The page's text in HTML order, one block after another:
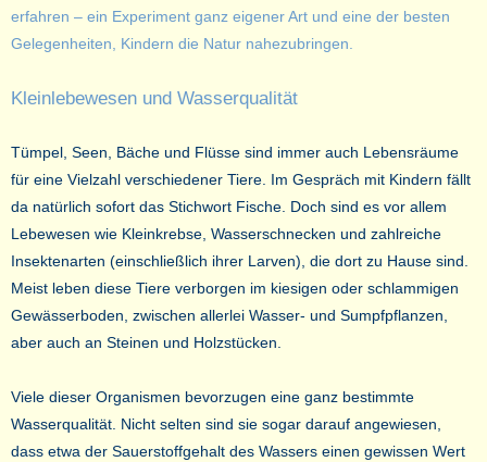
erfahren – ein Experiment ganz eigener Art und eine der besten
Gelegenheiten, Kindern die Natur nahezubringen.
Kleinlebewesen und Wasserqualität
Tümpel, Seen, Bäche und Flüsse sind immer auch Lebensräume
für eine Vielzahl verschiedener Tiere. Im Gespräch mit Kindern fällt
da natürlich sofort das Stichwort Fische. Doch sind es vor allem
Lebewesen wie Kleinkrebse, Wasserschnecken und zahlreiche
Insektenarten (einschließlich ihrer Larven), die dort zu Hause sind.
Meist leben diese Tiere verborgen im kiesigen oder schlammigen
Gewässerboden, zwischen allerlei Wasser- und Sumpfpflanzen,
aber auch an Steinen und Holzstücken.
Viele dieser Organismen bevorzugen eine ganz bestimmte
Wasserqualität. Nicht selten sind sie sogar darauf angewiesen,
dass etwa der Sauerstoffgehalt des Wassers einen gewissen Wert